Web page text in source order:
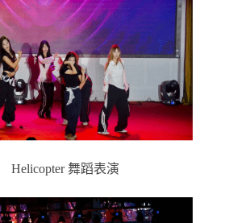
Helicopter 舞蹈表演